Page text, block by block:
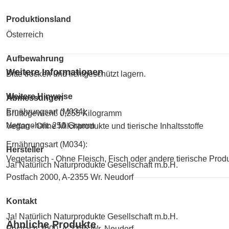
Produktionsland
Österreich
Aufbewahrung
Bitte trocken und lichtgeschützt lagern.
Abmessungen
Bruttogewicht: 0,255 Kilogramm
Nettogehalt: 250 Gramm
Hersteller
Ja! Natürlich Naturprodukte Gesellschaft m.b.H.
Postfach 2000, A-2355 Wr. Neudorf
Kontakt
Ja! Natürlich Naturprodukte Gesellschaft m.b.H.
Weitere Informationen
Weitere Hinweise
Ernährungsart (M034):
Vegan - Ohne Milchprodukte und tierische Inhaltsstoffe
Ernährungsart (M034):
Vegetarisch - Ohne Fleisch, Fisch oder andere tierische
Ähnliche Produkte